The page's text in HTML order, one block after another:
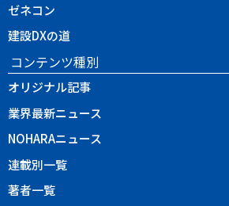
ゼネコン
建設DXの道
コンテンツ種別
オリジナル記事
業界最新ニュース
NOHARAニュース
連載別一覧
著者一覧